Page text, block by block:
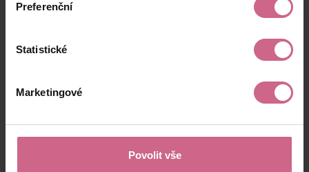
Preferenční
Statistické
Marketingové
Povolit vše